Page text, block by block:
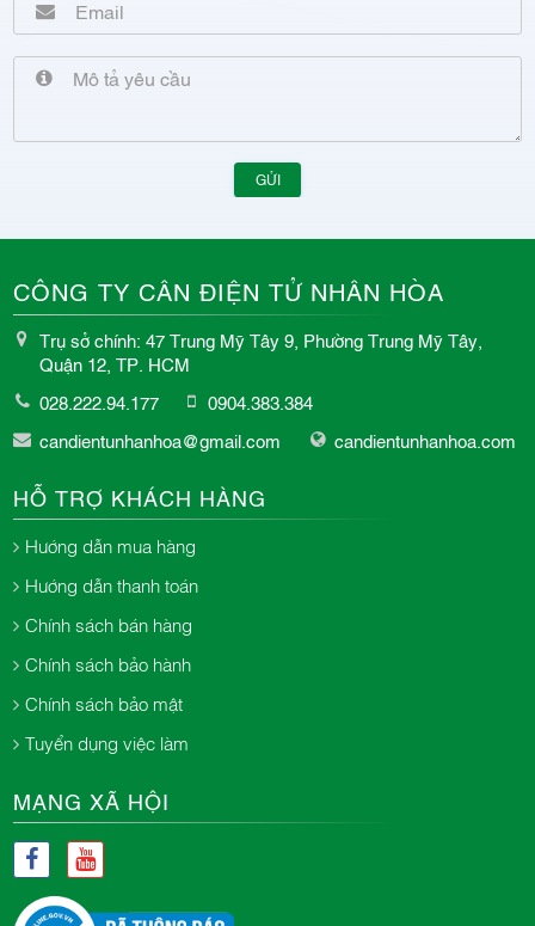
GỬI
CÔNG TY CÂN ĐIỆN TỬ NHÂN HÒA
Trụ sở chính: 47 Trung Mỹ Tây 9, Phường Trung Mỹ Tây,
Quận 12, TP. HCM
028.222.94.177
0904.383.384
candientunhanhoa@gmail.com
candientunhanhoa.com
HỖ TRỢ KHÁCH HÀNG
Hướng dẫn mua hàng
Hướng dẫn thanh toán
Chính sách bán hàng
Chính sách bảo hành
Chính sách bảo mật
Tuyển dụng việc làm
MẠNG XÃ HỘI